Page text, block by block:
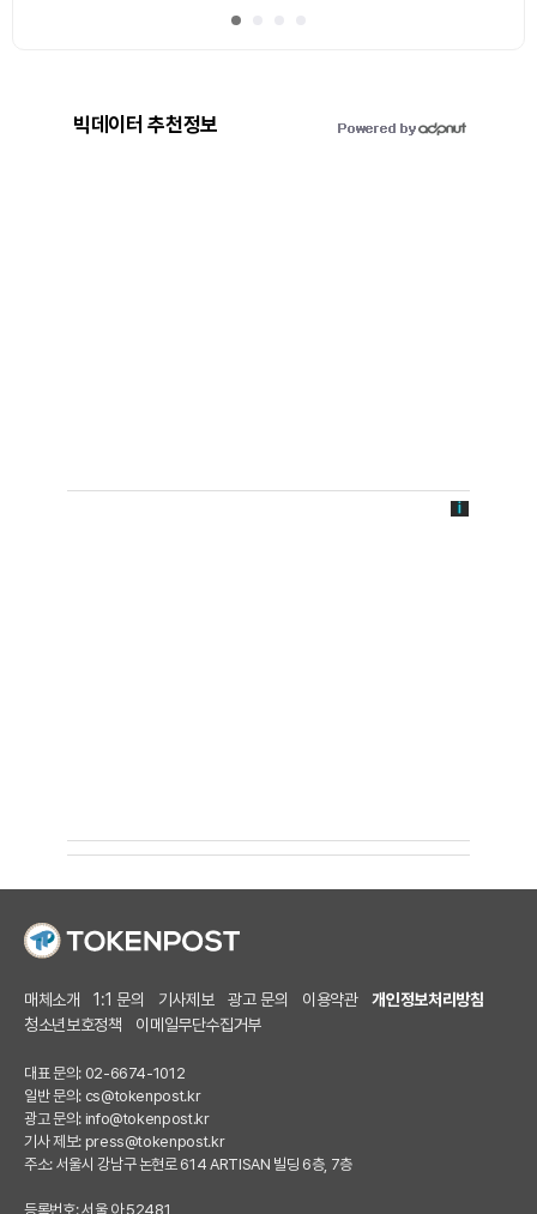
빅데이터 추천정보
매체소개 1:1 문의 기사제보 광고 문의 이용약관
개인정보처리방침
청소년보호정책
이메일무단수집거부
대표 문의: 02-6674-1012
일반 문의: cs@tokenpost.kr
광고 문의: info@tokenpost.kr
기사 제보: press@tokenpost.kr
주소: 서울시 강남구 논현로 614 ARTISAN 빌딩 6층, 7층
등록번호: 서울 아 52481